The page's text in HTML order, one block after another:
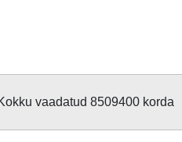
vaadatud 8509400 korda